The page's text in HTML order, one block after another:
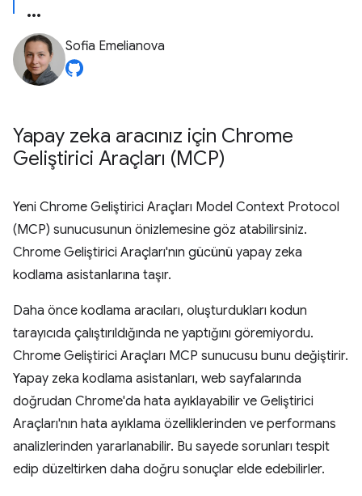
Sofia Emelianova
Yapay zeka aracınız için Chrome
Geliştirici Araçları (MCP)
Yeni Chrome Geliştirici Araçları Model Context Protocol
(MCP) sunucusunun önizlemesine göz atabilirsiniz.
Chrome Geliştirici Araçları'nın gücünü yapay zeka
kodlama asistanlarına taşır.
Daha önce kodlama aracıları, oluşturdukları kodun
tarayıcıda çalıştırıldığında ne yaptığını göremiyordu.
Chrome Geliştirici Araçları MCP sunucusu bunu değiştirir.
Yapay zeka kodlama asistanları, web sayfalarında
doğrudan Chrome'da hata ayıklayabilir ve Geliştirici
Araçları'nın hata ayıklama özelliklerinden ve performans
analizlerinden yararlanabilir. Bu sayede sorunları tespit
edip düzeltirken daha doğru sonuçlar elde edebilirler.